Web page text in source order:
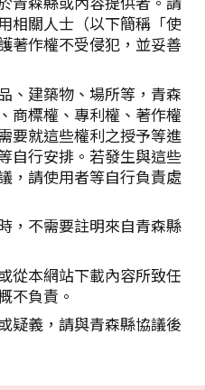
相關人士（以下簡稱「使
著作權不受侵犯，並妥善
、建築物、場所等，青森
商標權、專利權、著作權
要就這些權利之授予等進
自行安排。若發生與這些
，請使用者等自行負責處
，不需要註明來自青森縣
從本網站下載內容所致任
不負責。
疑義，請與青森縣協議後